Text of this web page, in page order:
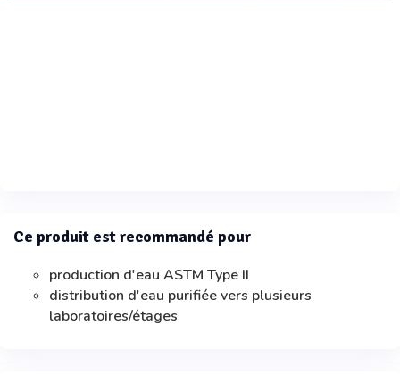
Ce produit est recommandé pour
production d'eau ASTM Type II
distribution d'eau purifiée vers plusieurs
laboratoires/étages